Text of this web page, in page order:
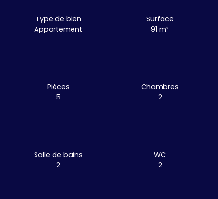
Type de bien
Appartement
Surface
91 m²
Pièces
5
Chambres
2
Salle de bains
2
WC
2